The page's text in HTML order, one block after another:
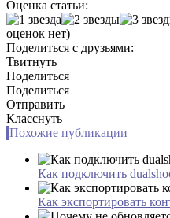
Оценка статьи:
оценок нет)
Поделиться с друзьями:
Твитнуть
Поделиться
Поделиться
Отправить
Класснуть
Похожие публикации
Как подключить
Как экспортировать